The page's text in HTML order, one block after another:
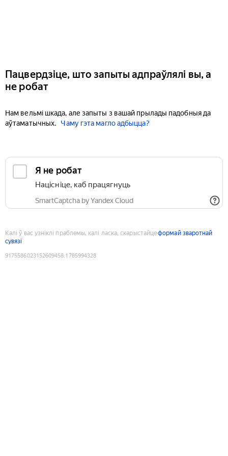
Пацвердзіце, што запыты адпраўлялі вы, а
не робат
Нам вельмі шкада, але запыты з вашай прылады падобныя да
аўтаматычных.
Чаму гэта магло адбыцца?
Я не робат
Націсніце, каб працягнуць
SmartCaptcha by Yandex Cloud
Калі ў вас узніклі праблемы, калі ласка, скарыстайцеформай зваротнай
сувязі
9175586023152609458:1785994328